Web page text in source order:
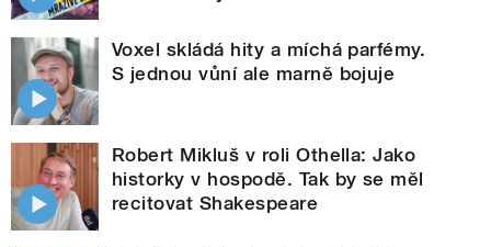
Voxel skládá hity a míchá parfémy.
S jednou vůní ale marně bojuje
Robert Mikluš v roli Othella: Jako
historky v hospodě. Tak by se měl
recitovat Shakespeare